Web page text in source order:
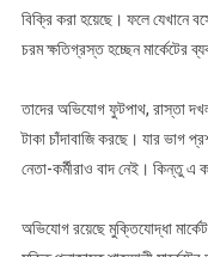
বিক্রি করা হয়েছে। ফলে যেখানে
চরম ক্ষতিগ্রস্ত হচ্ছেন মার্কেটের
তাদের অভিযোগ ফুটপাথ, রাস্তা
টাকা চাঁদাবাজি করছে। যার ভাগ
নেতা-কর্মীরাও বাদ নেই। কিন্তু এ
অভিযোগ রয়েছে মুক্তিযোদ্ধা